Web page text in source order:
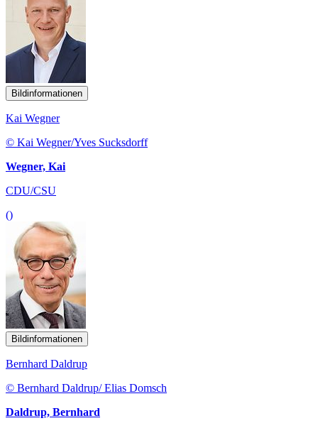
Bildinformationen
Kai Wegner
© Kai Wegner/Yves Sucksdorff
Wegner, Kai
CDU/CSU
()
Bildinformationen
Bernhard Daldrup
© Bernhard Daldrup/ Elias Domsch
Daldrup, Bernhard